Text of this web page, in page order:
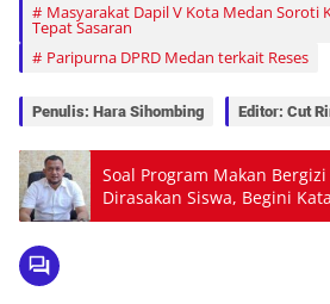
Masyarakat Dapil V Kota Medan Soroti
Tepat Sasaran
Paripurna DPRD Medan terkait Reses
Penulis: Hara Sihombing Editor: Cut
Soal Program Makan
Dirasakan Siswa, Begini
Medan